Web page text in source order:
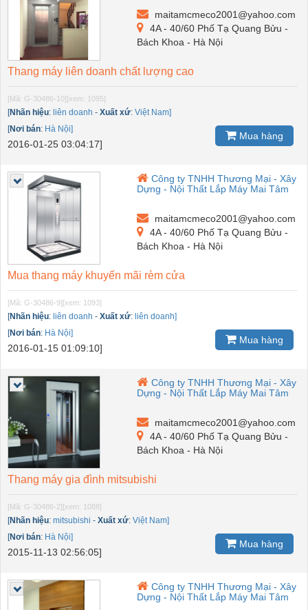
maitamcmeco2001@yahoo.com
4A - 40/60 Phố Tạ Quang Bửu -
Bách Khoa - Hà Nội
Thang máy liên doanh chất lượng cao
[Mã: G-30486-10][xem: 1095]
[Nhãn hiệu: liên doanh - Xuất xứ: Việt Nam]
[Nơi bán: Hà Nội]
2016-01-25 03:04:17]
Mua hàng
Công ty TNHH Thương Mại - Xây
Dựng - Nội Thất Lắp Máy Mai Tâm
maitamcmeco2001@yahoo.com
4A - 40/60 Phố Tạ Quang Bửu -
Bách Khoa - Hà Nội
Mua thang máy khuyến mãi rèm cửa
[Mã: G-30486-9][xem: 1093]
[Nhãn hiệu: liên doanh - Xuất xứ: liên doanh]
[Nơi bán: Hà Nội]
2016-01-15 01:09:10]
Mua hàng
Công ty TNHH Thương Mại - Xây
Dựng - Nội Thất Lắp Máy Mai Tâm
maitamcmeco2001@yahoo.com
4A - 40/60 Phố Tạ Quang Bửu -
Bách Khoa - Hà Nội
Thang máy gia đình mitsubishi
[Mã: G-30486-2][xem: 1088]
[Nhãn hiệu: mitsubishi - Xuất xứ: Việt Nam]
[Nơi bán: Hà Nội]
2015-11-13 02:56:05]
Mua hàng
Công ty TNHH Thương Mại - Xây
Dựng - Nội Thất Lắp Máy Mai Tâm